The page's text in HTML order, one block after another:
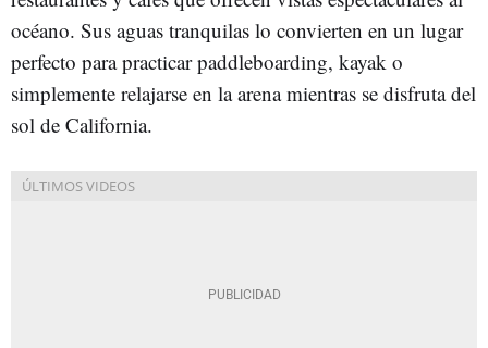
océano. Sus aguas tranquilas lo convierten en un lugar
perfecto para practicar paddleboarding, kayak o
simplemente relajarse en la arena mientras se disfruta del
sol de California.